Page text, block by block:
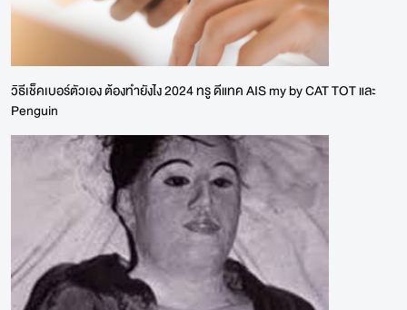
วิธีเช็คเบอร์ตัวเอง ต้องทำยังไง 2024 ทรู ดีแทค AIS my by CAT TOT และ
Penguin